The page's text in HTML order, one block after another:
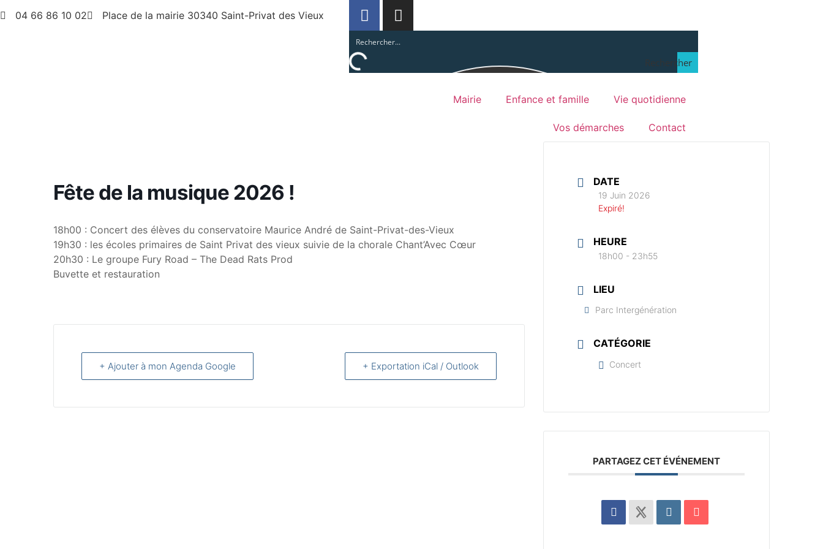
04 66 86 10 02 Place de la mairie 30340 Saint-Privat des Vieux
Rechercher
Mairie Enfance et famille Vie quotidienne
Vos démarches Contact
Fête de la musique 2026 !
18h00 : Concert des élèves du conservatoire Maurice André de Saint-Privat-des-Vieux
19h30 : les écoles primaires de Saint Privat des vieux suivie de la chorale Chant’Avec Cœur
20h30 : Le groupe Fury Road – The Dead Rats Prod
Buvette et restauration
+ Ajouter à mon Agenda Google + Exportation iCal / Outlook
DATE
19 Juin 2026
Expiré!
HEURE
18h00 - 23h55
LIEU
Parc Intergénération
CATÉGORIE
Concert
PARTAGEZ CET ÉVÉNEMENT